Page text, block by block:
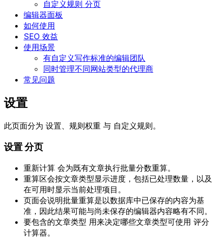
自定义规则 分页
编辑器面板
如何使用
SEO 效益
使用场景
有自定义写作标准的编辑团队
同时管理不同网站类型的代理商
常见问题
设置
此页面分为 设置、 规则权重 与 自定义规则。
设置分页
重新计算 会为既有文章执行批量分数重算。
重算区会按文章类型显示进度，包括已处理数量，以及
在可用时显示当前处理项目。
页面会说明批量重算是以数据库中已保存的内容为基
准，因此结果可能与尚未保存的编辑器内容略有不同。
要包含的文章类型 用来决定哪些文章类型可使用 评分
计算器。